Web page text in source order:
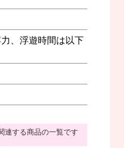
、浮遊時間は以下
連する商品の一覧です